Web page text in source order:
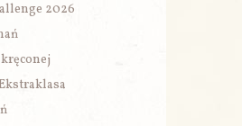
2026